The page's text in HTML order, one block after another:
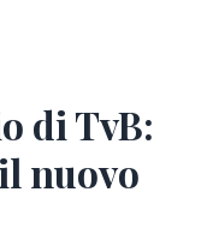
di TvB:
nuovo